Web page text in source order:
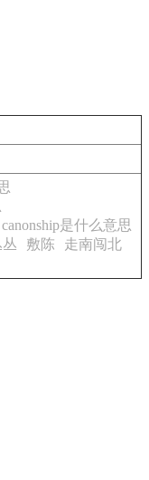
canonship是什么意思
敷陈
走南闯北